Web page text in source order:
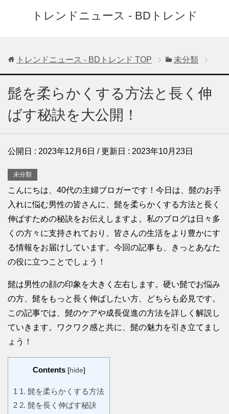
トレンドニュース - BDトレンド
トレンドニュース - BDトレンド TOP 未分類
髭を柔らかくする方法と長く伸
ばす秘訣を大公開！
公開日 : 2023年12月6日 / 更新日 : 2023年10月23日
未分類
こんにちは、40代の主婦ブロガーです！今日は、髭のお手
入れに悩む男性の皆さんに、髭を柔らかくする方法と長く
伸ばすための秘訣をお伝えしますよ。私のブログは日々多
くの方々に支持されており、皆さんの生活をより豊かにす
る情報をお届けしています。今回の記事も、きっとあなた
の役に立つことでしょう！
髭は男性の顔の印象を大きく左右します。硬い髭でお悩み
の方、髭をもっと長く伸ばしたい方、どちらも必見です。
この記事では、髭のケアや成長促進の方法を詳しく解説し
ていきます。ワクワク感と共に、髭の魅力を引き立てまし
ょう！
Contents [hide]
1 1. 髭を柔らかくする方法
2 2. 髭を長く伸ばす秘訣